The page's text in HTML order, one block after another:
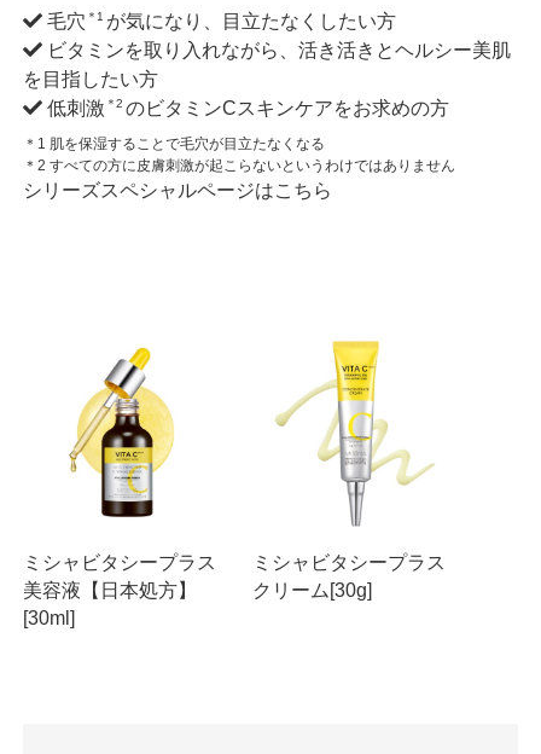
毛穴 ＊1 が気になり、目立たなくしたい方
ビタミンを取り入れながら、活き活きとヘルシー美肌
を目指したい方
低刺激 ＊2 のビタミンCスキンケアをお求めの方
＊1 肌を保湿することで毛穴が目立たなくなる
＊2 すべての方に皮膚刺激が起こらないというわけではありません
シリーズスペシャルページはこちら
ミシャビタシープラス
美容液【日本処方】
[30ml]
ミシャビタシープラス
クリーム[30g]